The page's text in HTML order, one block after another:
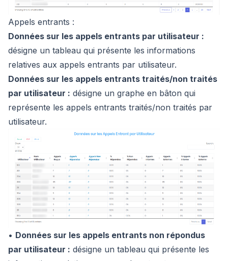
Appels entrants :
Données sur les appels entrants par utilisateur :
désigne un tableau qui présente les informations
relatives aux appels entrants par utilisateur.
Données sur les appels entrants traités/non traités
par utilisateur : désigne un graphe en bâton qui
représente les appels entrants traités/non traités par
utilisateur.
• Données sur les appels entrants non répondus
par utilisateur : désigne un tableau qui présente les